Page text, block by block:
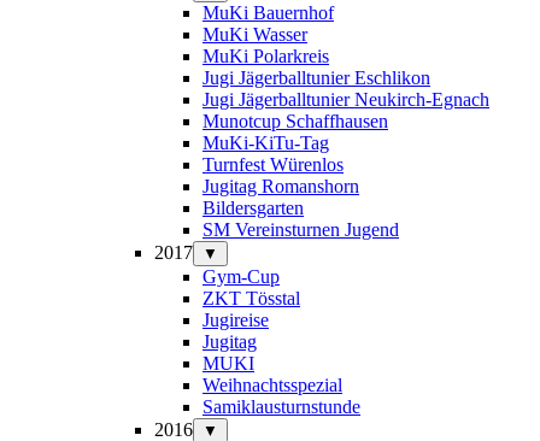
MuKi Bauernhof
MuKi Wasser
MuKi Polarkreis
Jugi Jägerballtunier Eschlikon
Jugi Jägerballtunier Neukirch-Egnach
Munotcup Schaffhausen
MuKi-KiTu-Tag
Turnfest Würenlos
Jugitag Romanshorn
Bildersgarten
SM Vereinsturnen Jugend
2017
▼
Gym-Cup
ZKT Tösstal
Jugireise
Jugitag
MUKI
Weihnachtsspezial
Samiklausturnstunde
2016
▼